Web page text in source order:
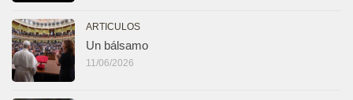
ARTICULOS
Un bálsamo
11/06/2026